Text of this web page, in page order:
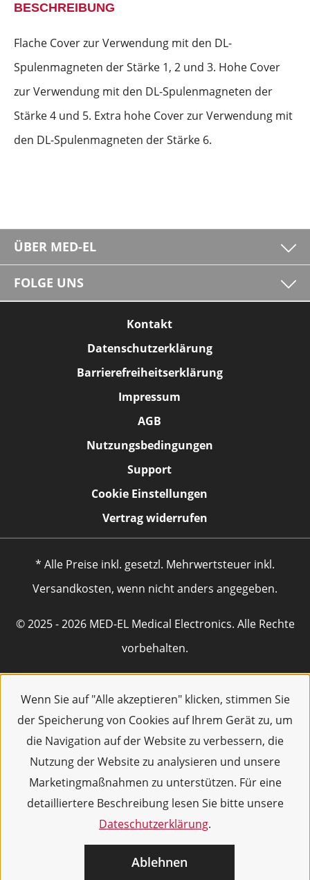
Wenn Sie auf "Alle akzeptieren" klicken, stimmen Sie
der Speicherung von Cookies auf Ihrem Gerät zu, um
die Navigation auf der Website zu verbessern, die
Nutzung der Website zu analysieren und unsere
Marketingmaßnahmen zu unterstützen. Für eine
detailliertere Beschreibung lesen Sie bitte unsere
Dateschutzerklärung.
Ablehnen
BESCHREIBUNG
Flache Cover zur Verwendung mit den DL-
Spulenmagneten der Stärke 1, 2 und 3. Hohe Cover
zur Verwendung mit den DL-Spulenmagneten der
Stärke 4 und 5. Extra hohe Cover zur Verwendung mit
den DL-Spulenmagneten der Stärke 6.
ÜBER MED-EL
FOLGE UNS
Kontakt
Datenschutzerklärung
Barrierefreiheitserklärung
Impressum
AGB
Nutzungsbedingungen
Support
Cookie Einstellungen
Vertrag widerrufen
* Alle Preise inkl. gesetzl. Mehrwertsteuer inkl.
Versandkosten, wenn nicht anders angegeben.
© 2025 - 2026 MED-EL Medical Electronics. Alle Rechte
vorbehalten.